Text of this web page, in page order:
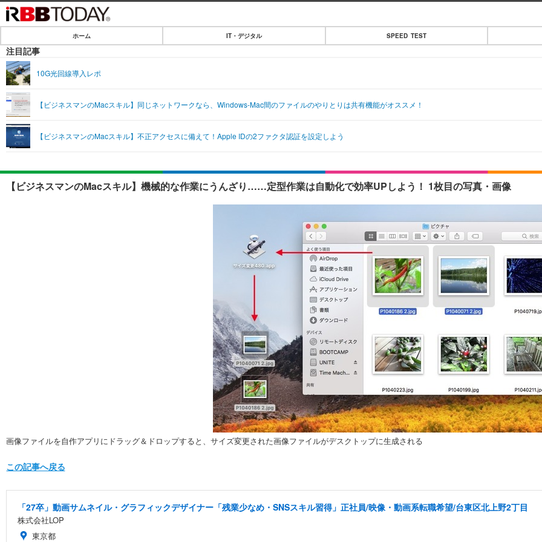
IT・デジタル
ショッピング
SPEED TEST
エンタメ
エンタメTOP
音楽
ライフ
ライフTOP
ペット
リリース一覧
ホーム IT・デジタル SPEED TEST
注目記事
10G光回線導入レポ
【ビジネスマンのMacスキル】同じネットワークなら、Windows-Mac間のファイルのやりとりは共有機能がオススメ！
【ビジネスマンのMacスキル】不正アクセスに備えて！Apple IDの2ファクタ認証を設定しよう
【ビジネスマンのMacスキル】機械的な作業にうんざり……定型作業は自動化で効率UPしよう！ 1枚目の写真・画像
画像ファイルを自作アプリにドラッグ＆ドロップすると、サイズ変更された画像ファイルがデスクトップに生成される
この記事へ戻る
「27卒」動画サムネイル・グラフィックデザイナー「残業少なめ・SNSスキル習得」正社員/映像・動画系転職希望/台東区北上野2丁目
株式会社LOP
東京都